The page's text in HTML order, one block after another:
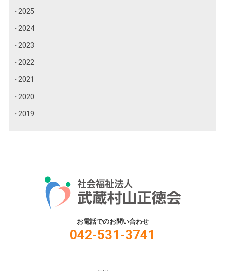
2025
2024
2023
2022
2021
2020
2019
お電話でのお問い合わせ
042-531-3741